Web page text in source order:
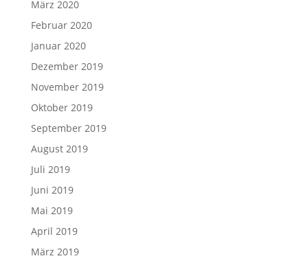
März 2020
Februar 2020
Januar 2020
Dezember 2019
November 2019
Oktober 2019
September 2019
August 2019
Juli 2019
Juni 2019
Mai 2019
April 2019
März 2019